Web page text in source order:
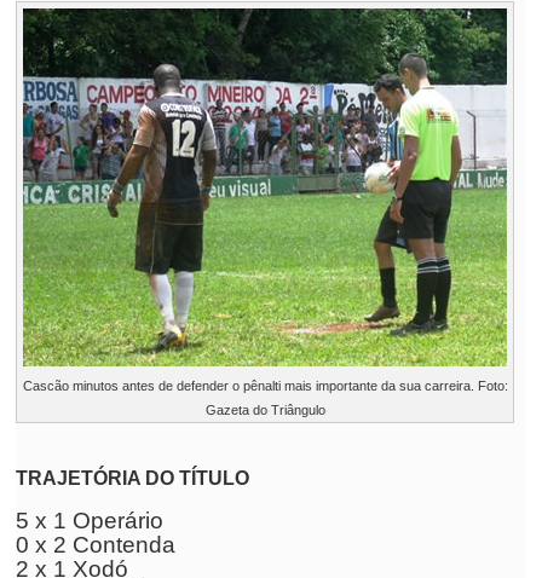
Cascão minutos antes de defender o pênalti mais importante da sua carreira. Foto:
Gazeta do Triângulo
TRAJETÓRIA DO TÍTULO
5 x 1 Operário
0 x 2 Contenda
2 x 1 Xodó